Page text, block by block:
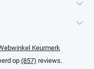
Keurmerk
op (857) reviews.